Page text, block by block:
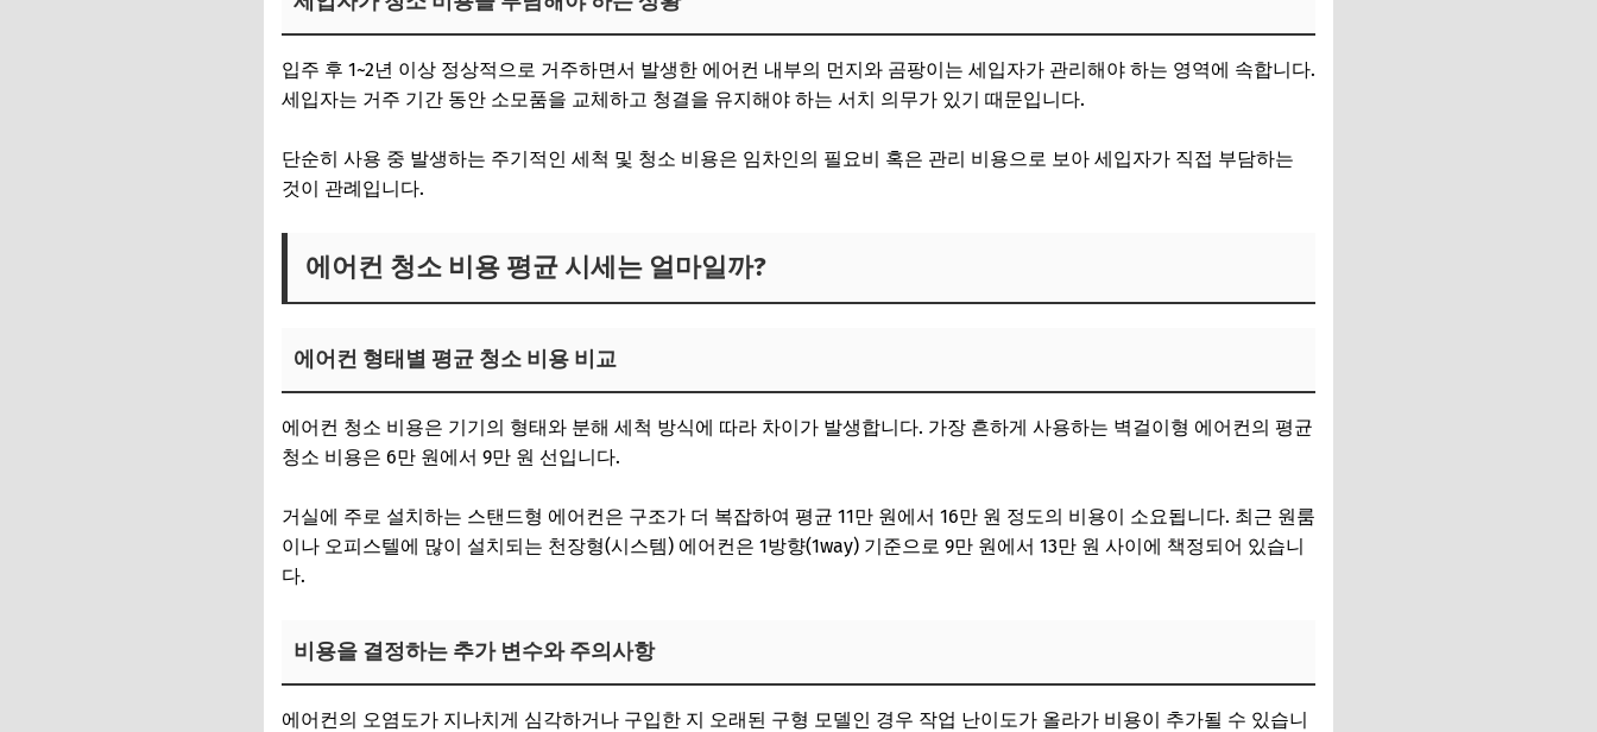
입주 후 1~2년 이상 정상적으로 거주하면서 발생한 에어컨 내부의 먼지와 곰팡이는 세입자가 관리해야 하는 영역에 속합니다.
세입자는 거주 기간 동안 소모품을 교체하고 청결을 유지해야 하는 서치 의무가 있기 때문입니다.
단순히 사용 중 발생하는 주기적인 세척 및 청소 비용은 임차인의 필요비 혹은 관리 비용으로 보아 세입자가 직접 부담하는
것이 관례입니다.
에어컨 청소 비용 평균 시세는 얼마일까?
에어컨 형태별 평균 청소 비용 비교
에어컨 청소 비용은 기기의 형태와 분해 세척 방식에 따라 차이가 발생합니다. 가장 흔하게 사용하는 벽걸이형 에어컨의 평균
청소 비용은 6만 원에서 9만 원 선입니다.
거실에 주로 설치하는 스탠드형 에어컨은 구조가 더 복잡하여 평균 11만 원에서 16만 원 정도의 비용이 소요됩니다. 최근 원룸
이나 오피스텔에 많이 설치되는 천장형(시스템) 에어컨은 1방향(1way) 기준으로 9만 원에서 13만 원 사이에 책정되어 있습니
다.
비용을 결정하는 추가 변수와 주의사항
에어컨의 오염도가 지나치게 심각하거나 구입한 지 오래된 구형 모델인 경우 작업 난이도가 올라가 비용이 추가될 수 있습니